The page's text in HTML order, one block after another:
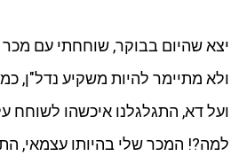
יצא שהיום בבוקר, שוחחתי עם מכר
ולא מתיימר להיות משקיע נדל"ן,
ועל דא, התגלגלנו איכשהו לשוחח
למה?! המכר שלי בהיותו עצמאי,